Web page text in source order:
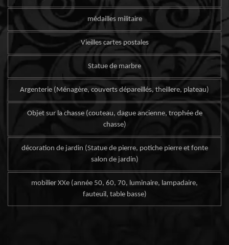
médailles militaire
Vieilles cartes postales
Statue de marbre
Argenterie (Ménagère, couverts dépareillés, theillere, plateau)
Objet sur la chasse (couteau, dague ancienne, trophée de
chasse)
décoration de jardin (Statue de pierre, potiche pierre et fonte
salon de jardin)
mobilier XXe (année 50, 60, 70, luminaire, lampadaire,
fauteuil, table basse)